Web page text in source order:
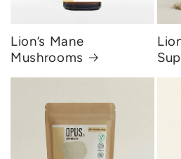
Lion’s Mane
Mushrooms